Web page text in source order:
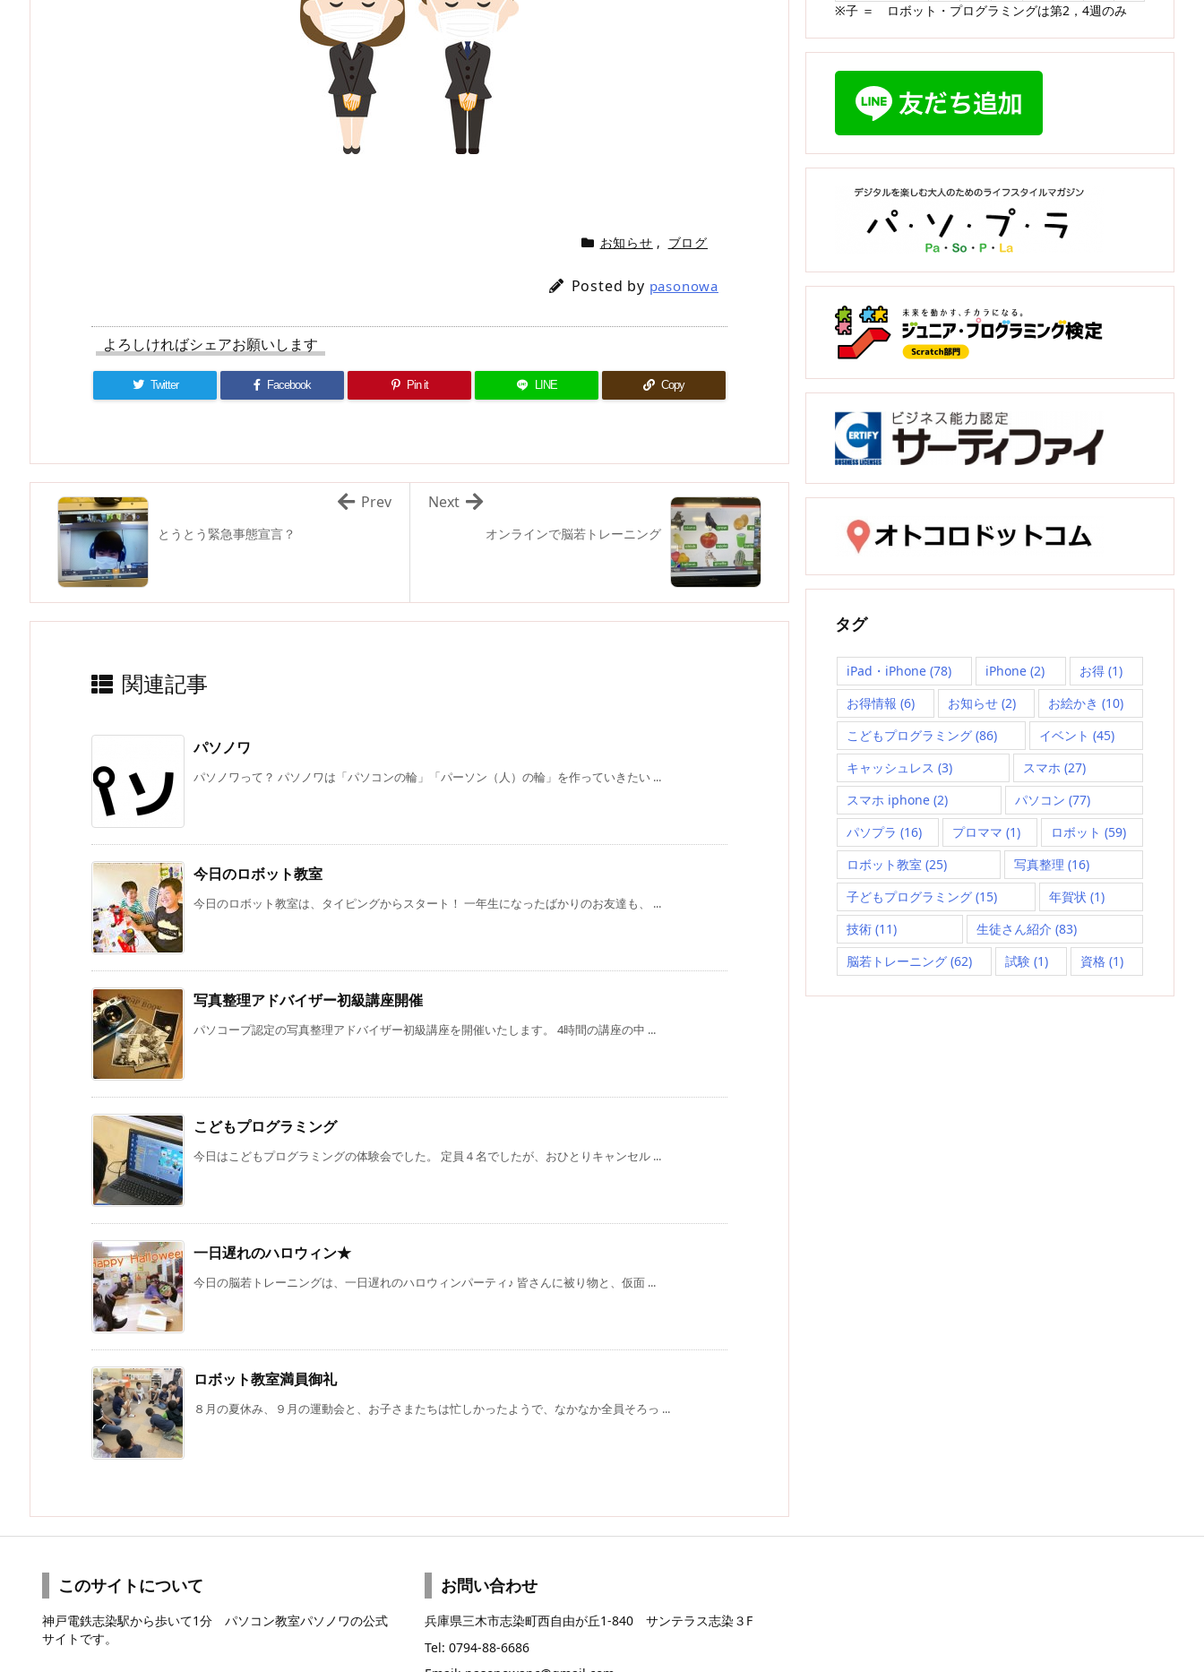
お知らせ , ブログ
Posted by pasonowa
よろしければシェアお願いします
Twitter Facebook Pin it LINE Copy
オンラインで脳若トレーニング
Next
とうとう緊急事態宣言？
Prev
関連記事
パソノワ
パソノワって？ パソノワは「パソコンの輪」「パーソン（人）の輪」を作っていきたい ...
今日のロボット教室
今日のロボット教室は、タイピングからスタート！ 一年生になったばかりのお友達も、 ...
写真整理アドバイザー初級講座開催
パソコープ認定の写真整理アドバイザー初級講座を開催いたします。 4時間の講座の中 ...
こどもプログラミング
今日はこどもプログラミングの体験会でした。 定員４名でしたが、おひとりキャンセル ...
一日遅れのハロウィン★
今日の脳若トレーニングは、一日遅れのハロウィンパーティ♪ 皆さんに被り物と、仮面 ...
ロボット教室満員御礼
８月の夏休み、９月の運動会と、お子さまたちは忙しかったようで、なかなか全員そろっ ...
※子 ＝ ロボット・プログラミングは第2，4週のみ
タグ
iPad・iPhone (78) iPhone (2) お得(1)
お得情報 (6) お知らせ(2) お絵かき (10)
こどもプログラミング (86) イベント (45)
キャッシュレス (3) スマホ (27)
スマホ iphone (2) パソコン (77)
パソプラ (16) プロママ (1) ロボット (59)
ロボット教室 (25) 写真整理 (16)
子どもプログラミング (15) 年賀状 (1)
技術 (11) 生徒さん紹介 (83)
脳若トレーニング (62) 試験 (1) 資格 (1)
このサイトについて
神戸電鉄志染駅から歩いて1分 パソコン教室パソノワの公式
サイトです。
お問い合わせ
兵庫県三木市志染町西自由が丘1-840 サンテラス志染３F
Tel: 0794-88-6686